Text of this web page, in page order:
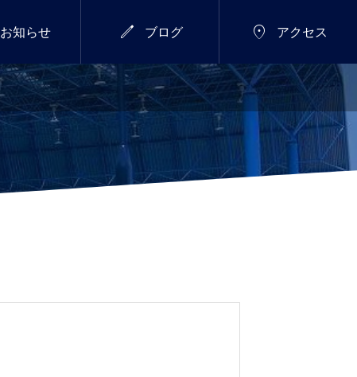
お知らせ  ブログ  アクセス
7/18(土)～26(日)
サマーウィーク開催し
ます！

総合
新年のご挨拶
2026.01.01
